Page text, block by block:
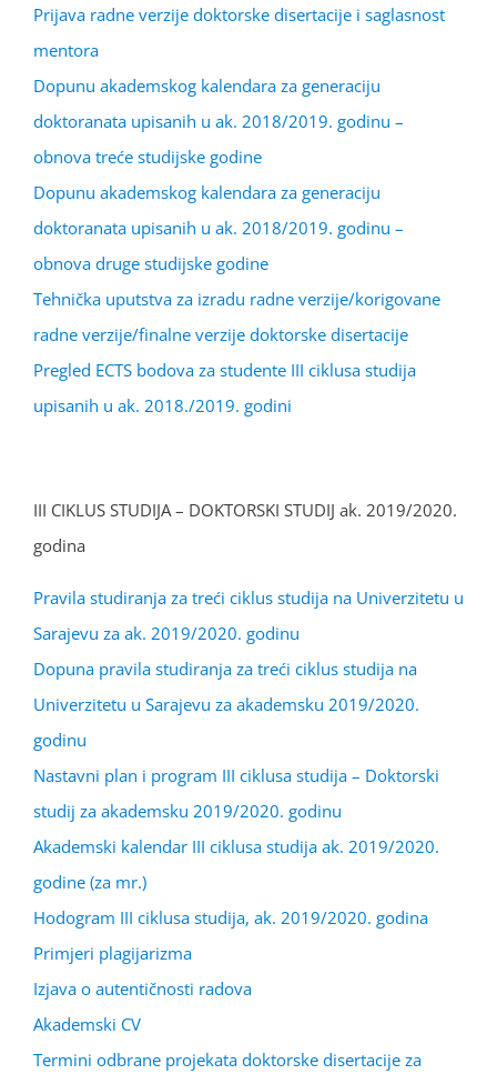
Prijava radne verzije doktorske disertacije i saglasnost
mentora
Dopunu akademskog kalendara za generaciju
doktoranata upisanih u ak. 2018/2019. godinu –
obnova treće studijske godine
Dopunu akademskog kalendara za generaciju
doktoranata upisanih u ak. 2018/2019. godinu –
obnova druge studijske godine
Tehnička uputstva za izradu radne verzije/korigovane
radne verzije/finalne verzije doktorske disertacije
Pregled ECTS bodova za studente III ciklusa studija
upisanih u ak. 2018./2019. godini
III CIKLUS STUDIJA – DOKTORSKI STUDIJ ak. 2019/2020.
godina
Pravila studiranja za treći ciklus studija na Univerzitetu u
Sarajevu za ak. 2019/2020. godinu
Dopuna pravila studiranja za treći ciklus studija na
Univerzitetu u Sarajevu za akademsku 2019/2020.
godinu
Nastavni plan i program III ciklusa studija – Doktorski
studij za akademsku 2019/2020. godinu
Akademski kalendar III ciklusa studija ak. 2019/2020.
godine (za mr.)
Hodogram III ciklusa studija, ak. 2019/2020. godina
Primjeri plagijarizma
Izjava o autentičnosti radova
Akademski CV
Termini odbrane projekata doktorske disertacije za